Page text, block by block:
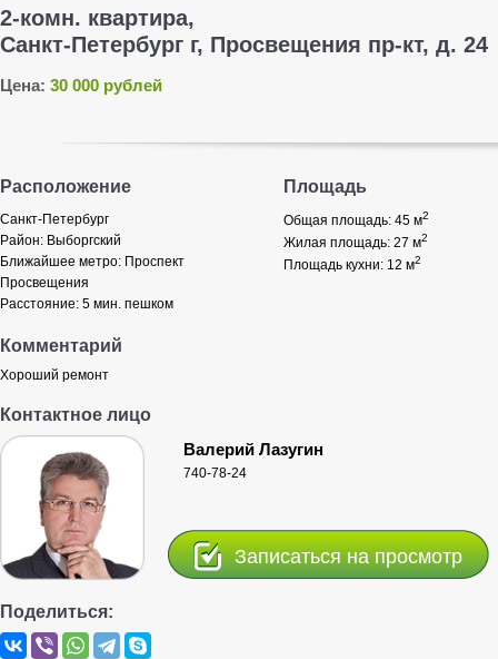
2-комн. квартира,
Санкт-Петербург г, Просвещения пр-кт, д. 24
Цена: 30 000 рублей
Расположение
Санкт-Петербург
Район: Выборгский
Ближайшее метро: Проспект
Просвещения
Расстояние: 5 мин. пешком
Площадь
Общая площадь: 45 м2
Жилая площадь: 27 м2
Площадь кухни: 12 м2
Комментарий
Хороший ремонт
Контактное лицо
Валерий Лазугин
740-78-24
Записаться на просмотр
Поделиться: